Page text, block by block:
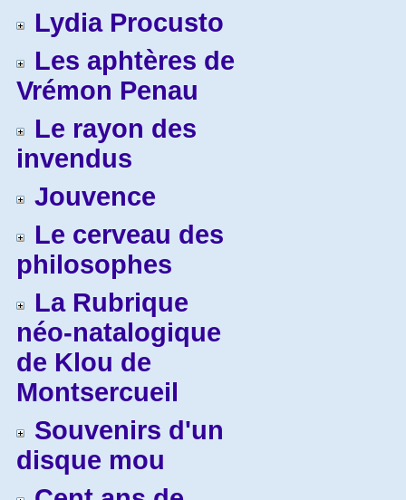
Lydia Procusto
Les aphtères de
Vrémon Penau
Le rayon des
invendus
Jouvence
Le cerveau des
philosophes
La Rubrique
néo-natalogique
de Klou de
Montsercueil
Souvenirs d'un
disque mou